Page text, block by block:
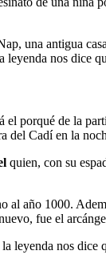
una antigua
leyenda nos dice
porqué de la
Cadí en la
quien, con su
al año 1000.
fue el
nos dice